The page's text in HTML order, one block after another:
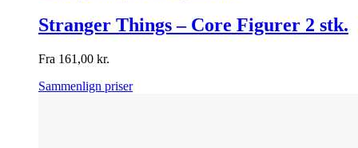
Stranger Things – Core Figurer 2 stk.
Fra 161,00 kr.
Sammenlign priser